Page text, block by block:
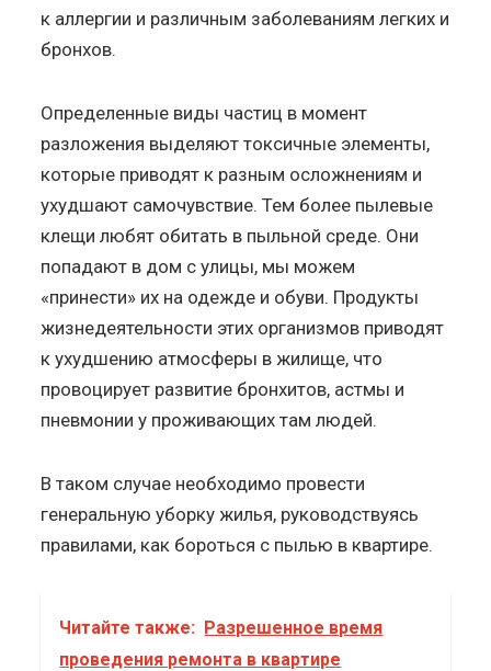
к аллергии и различным заболеваниям легких и
бронхов.
Определенные виды частиц в момент
разложения выделяют токсичные элементы,
которые приводят к разным осложнениям и
ухудшают самочувствие. Тем более пылевые
клещи любят обитать в пыльной среде. Они
попадают в дом с улицы, мы можем
«принести» их на одежде и обуви. Продукты
жизнедеятельности этих организмов приводят
к ухудшению атмосферы в жилище, что
провоцирует развитие бронхитов, астмы и
пневмонии у проживающих там людей.
В таком случае необходимо провести
генеральную уборку жилья, руководствуясь
правилами, как бороться с пылью в квартире.
Читайте также: Разрешенное время
проведения ремонта в квартире